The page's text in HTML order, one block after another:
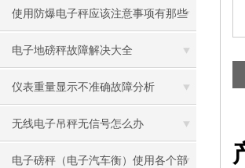
使用防爆电子秤应该注意事项有那些
电子地磅秤故障解决大全
仪表重量显示不准确故障分析
无线电子吊秤无信号怎么办
电子磅秤（电子汽车衡）使用各个部